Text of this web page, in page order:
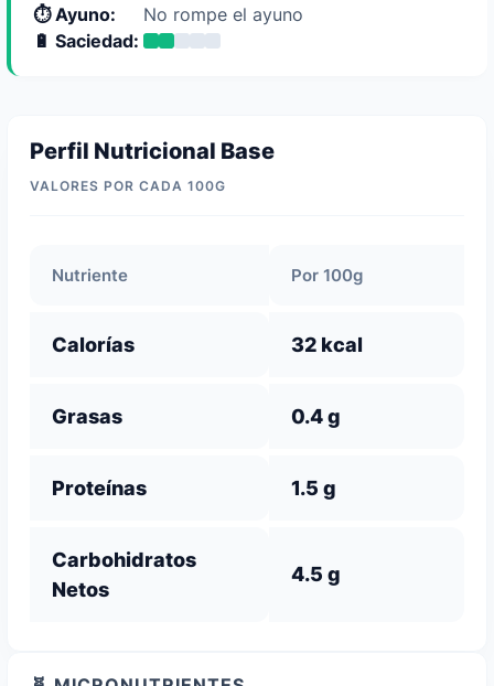
⏱️ Ayuno:
No rompe el ayuno
🔋 Saciedad:
Perfil Nutricional Base
VALORES POR CADA 100G
Nutriente Por 100g
Calorías 32 kcal
Grasas 0.4 g
Proteínas 1.5 g
Carbohidratos
Netos
4.5 g